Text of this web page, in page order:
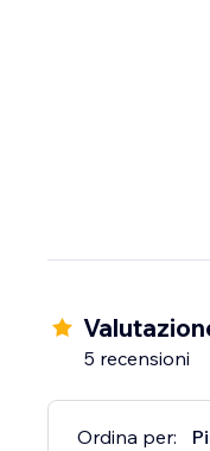
5 recensioni
Ordina per: